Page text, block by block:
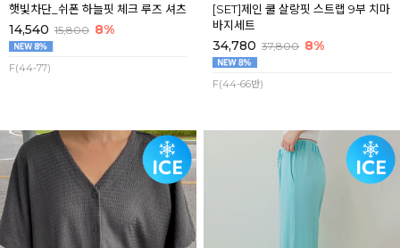
햇빛차단_쉬폰 하늘핏 체크 루즈 셔츠
14,540 15,800 8%
F(44-77)
[SET]제인 쿨 살랑핏 스트랩 9부 치마
바지세트
34,780 37,800 8%
F(44-66반)